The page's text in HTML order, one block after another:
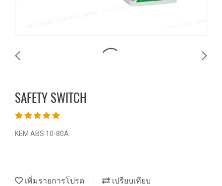
SAFETY SWITCH
KEM ABS 10-80A
เพิ่มรายการโปรด เปรียบเทียบ